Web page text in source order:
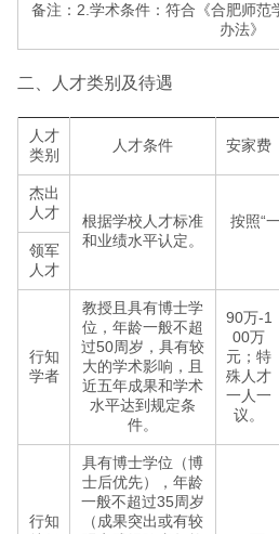
备注：2.学术条件：符合《合肥师范
办法》
二、人才类别及待遇
人才
类别
人才条件 安家费
杰出
人才
根据学校人才标准
和业绩水平认定。
按照“
领军
人才
行知
学者
教授且具有博士学
位，年龄一般不超
过50周岁，具有较
大的学术影响，且
近五年成果和学术
水平达到规定条
件。
90万-1
00万
元；特
殊人才
一人一
议。
行知
具有博士学位（博
士后优先），年龄
一般不超过35周岁
（成果突出或有较